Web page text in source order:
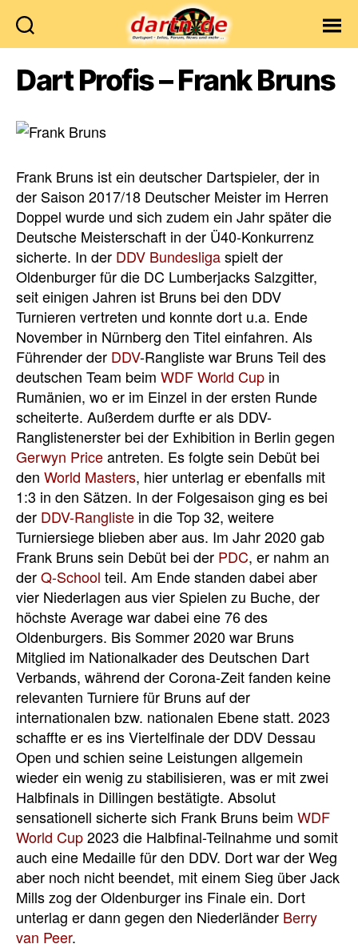
Dart Profis – Frank Bruns
Frank Bruns ist ein deutscher Dartspieler, der in
der Saison 2017/18 Deutscher Meister im Herren
Doppel wurde und sich zudem ein Jahr später die
Deutsche Meisterschaft in der Ü40-Konkurrenz
sicherte. In der DDV Bundesligaspielt der
Oldenburger für die DC Lumberjacks Salzgitter,
seit einigen Jahren ist Bruns bei den DDV
Turnieren vertreten und konnte dort u.a. Ende
November in Nürnberg den Titel einfahren. Als
Führender der DDV-Rangliste war Bruns Teil des
deutschen Team beim WDF World Cup in
Rumänien, wo er im Einzel in der ersten Runde
scheiterte. Außerdem durfte er als DDV-
Ranglistenerster bei der Exhibition in Berlin gegen
Gerwyn Priceantreten. Es folgte sein Debüt bei
den World Masters, hier unterlag er ebenfalls mit
1:3 in den Sätzen. In der Folgesaison ging es bei
der DDV-Rangliste in die Top 32, weitere
Turniersiege blieben aber aus. Im Jahr 2020 gab
Frank Bruns sein Debüt bei der PDC, er nahm an
derQ-School teil. Am Ende standen dabei aber
vier Niederlagen aus vier Spielen zu Buche, der
höchste Average war dabei eine 76 des
Oldenburgers. Bis Sommer 2020 war Bruns
Mitglied im Nationalkader des Deutschen Dart
Verbands, während der Corona-Zeit fanden keine
relevanten Turniere für Bruns auf der
internationalen bzw. nationalen Ebene statt. 2023
schaffte er es ins Viertelfinale der DDV Dessau
Open und schien seine Leistungen allgemein
wieder ein wenig zu stabilisieren, was er mit zwei
Halbfinals in Dillingen bestätigte. Absolut
sensationell sicherte sich Frank Bruns beim WDF
World Cup2023 die Halbfinal-Teilnahme und somit
auch eine Medaille für den DDV. Dort war der Weg
aber noch nicht beendet, mit einem Sieg über Jack
Mills zog der Oldenburger ins Finale ein. Dort
unterlag er dann gegen den Niederländer Berry
van Peer.